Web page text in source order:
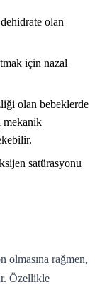
olan
için nazal
olan bebeklerde
mekanik
satürasyonu
olmasına rağmen,
Özellikle